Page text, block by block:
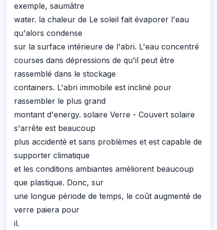
exemple, saumâtre
water. la chaleur de Le soleil fait évaporer l'eau
qu'alors condense
sur la surface intérieure de l'abri. L'eau concentré
courses dans dépressions de qu'il peut être
rassemblé dans le stockage
containers. L'abri immobile est incliné pour
rassembler le plus grand
montant d'energy. solaire Verre - Couvert solaire
s'arrête est beaucoup
plus accidenté et sans problèmes et est capable de
supporter climatique
et les conditions ambiantes améliorent beaucoup
que plastique. Donc, sur
une longue période de temps, le coût augmenté de
verre paiera pour
il.